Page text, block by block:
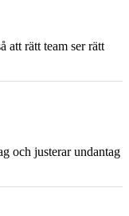
att rätt team ser rätt
och justerar undantag